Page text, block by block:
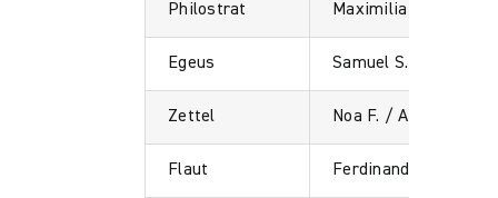
Philostrat Maximilia R. / David
Egeus Samuel S.
Zettel Noa F. / Alena K.
Flaut Ferdinand S.